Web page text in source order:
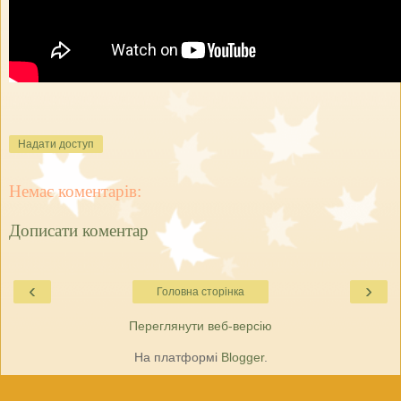
Надати доступ
Немає коментарів:
Дописати коментар
‹ ›
Головна сторінка
Переглянути веб-версію
На платформі Blogger.